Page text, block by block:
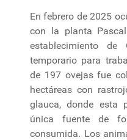
En febrero de 2025
con la planta
establecimiento de
temporario para
de 197 ovejas fue
hectáreas con
glauca, donde esta
única fuente de
consumida. Los